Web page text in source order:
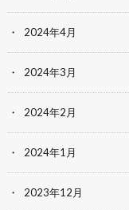
2024年4月
2024年3月
2024年2月
2024年1月
2023年12月